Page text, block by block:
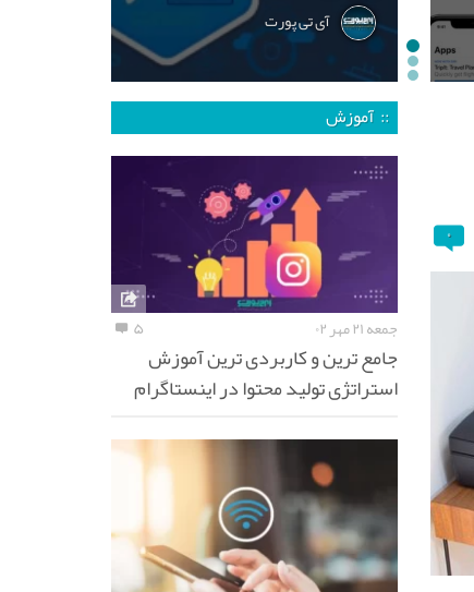
آی تی پورت
۰
:: آموزش
جمعه ۲۱ مهر ۰۲ ۵
جامع ترین و کاربردی ترین آموزش
استراتژی تولید محتوا در اینستاگرام